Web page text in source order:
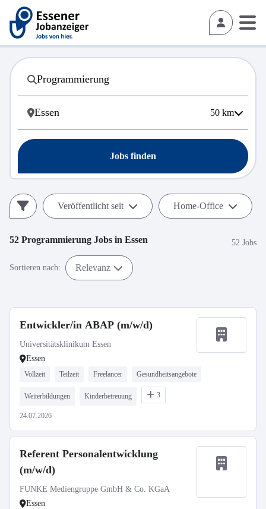
50 km
Jobs finden
Veröffentlicht seit Home-Office
52 Programmierung Jobs in Essen 52 Jobs
Sortieren nach: Relevanz
Entwickler/in ABAP (m/w/d)
Universitätsklinikum Essen
Essen
Vollzeit Teilzeit Freelancer Gesundheitsangebote
Weiterbildungen Kinderbetreuung 3
24.07.2026
Referent Personalentwicklung
(m/w/d)
FUNKE Mediengruppe GmbH & Co. KGaA
Essen